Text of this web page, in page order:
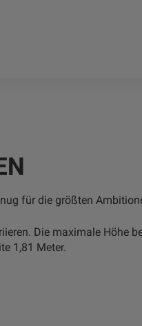
für die größten
Die maximale Höhe
1,81 Meter.